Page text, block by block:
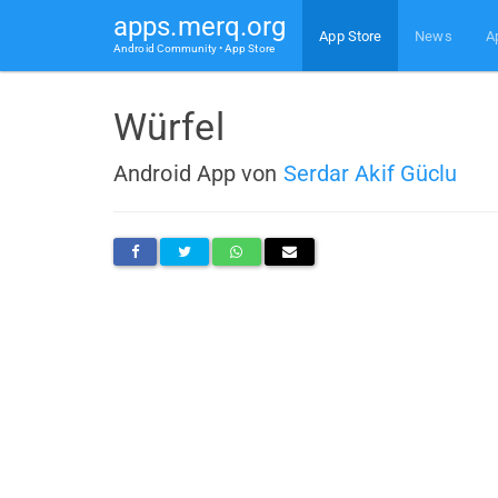
apps.merq.org
Android Community • App Store
App Store News
Würfel
Android App von Serdar Akif Güclu